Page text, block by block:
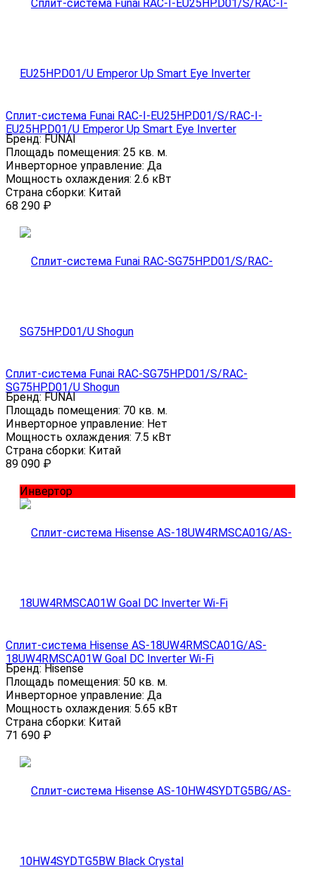
Сплит-система Funai RAC-I-EU25HP.D01/S/RAC-I-
EU25HP.D01/U Emperor Up Smart Eye Inverter
Бренд: FUNAI
Площадь помещения: 25 кв. м.
Инверторное управление: Да
Мощность охлаждения: 2.6 кВт
Страна сборки: Китай
68 290 ₽
Сплит-система Funai RAC-SG75HP.D01/S/RAC-
SG75HP.D01/U Shogun
Бренд: FUNAI
Площадь помещения: 70 кв. м.
Инверторное управление: Нет
Мощность охлаждения: 7.5 кВт
Страна сборки: Китай
89 090 ₽
Инвертор
Сплит-система Hisense AS-18UW4RMSCA01G/AS-
18UW4RMSCA01W Goal DC Inverter Wi-Fi
Бренд: Hisense
Площадь помещения: 50 кв. м.
Инверторное управление: Да
Мощность охлаждения: 5.65 кВт
Страна сборки: Китай
71 690 ₽